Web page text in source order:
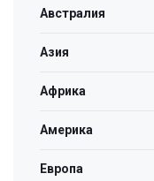
Австралия
Азия
Африка
Америка
Европа